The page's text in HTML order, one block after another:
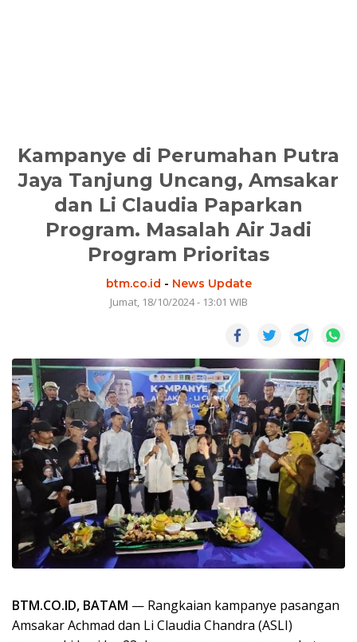
Kampanye di Perumahan Putra
Jaya Tanjung Uncang, Amsakar
dan Li Claudia Paparkan
Program. Masalah Air Jadi
Program Prioritas
btm.co.id - News Update
Jumat, 18/10/2024 - 13:01 WIB
BTM.CO.ID, BATAM — Rangkaian kampanye pasangan
Amsakar Achmad dan Li Claudia Chandra (ASLI)